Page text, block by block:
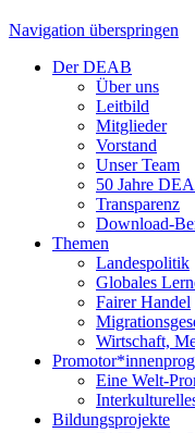
Navigation überspringen
Der DEAB
Über uns
Leitbild
Mitglieder
Vorstand
Unser Team
50 Jahre
Transparenz
Download-
Themen
Landespolitik
Globales
Fairer Handel
Wirtschaft,
Eine Welt-
Bildungsprojekte